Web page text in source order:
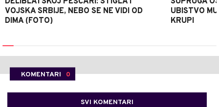
VOJSKA SRBIJE, NEBO SE NE VIDI OD
DIMA (FOTO)
UBISTVO
KRUPI
KOMENTARI 0
SVI KOMENTARI